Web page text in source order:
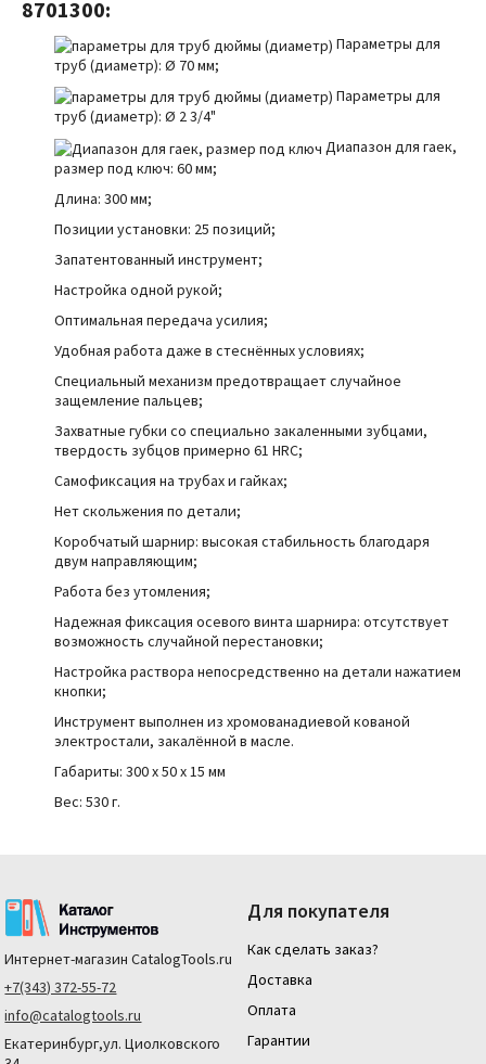
8701300:
Параметры для
труб (диаметр): Ø 70 мм;
Параметры для
труб (диаметр): Ø 2 3/4"
Диапазон для гаек,
размер под ключ: 60 мм;
Длина: 300 мм;
Позиции установки: 25 позиций;
Запатентованный инструмент;
Настройка одной рукой;
Оптимальная передача усилия;
Удобная работа даже в стеснённых условиях;
Специальный механизм предотвращает случайное
защемление пальцев;
Захватные губки со специально закаленными зубцами,
твердость зубцов примерно 61 HRC;
Самофиксация на трубах и гайках;
Нет скольжения по детали;
Коробчатый шарнир: высокая стабильность благодаря
двум направляющим;
Работа без утомления;
Надежная фиксация осевого винта шарнира: отсутствует
возможность случайной перестановки;
Настройка раствора непосредственно на детали нажатием
кнопки;
Инструмент выполнен из хромованадиевой кованой
электростали, закалённой в масле.
Габариты: 300 x 50 x 15 мм
Вес: 530 г.
Интернет-магазин CatalogTools.ru
+7(343) 372-55-72
info@catalogtools.ru
Екатеринбург,ул. Циолковского
Для покупателя
Как сделать заказ?
Доставка
Оплата
Гарантии